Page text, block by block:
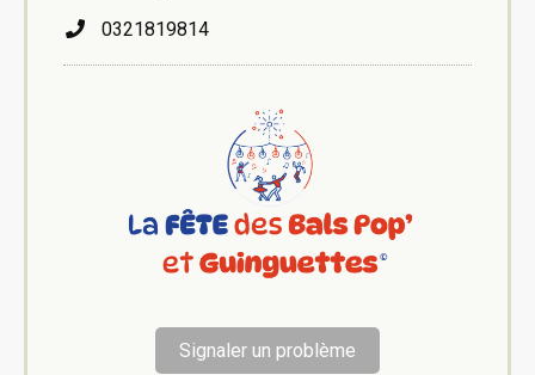
0321819814
Signaler un problème